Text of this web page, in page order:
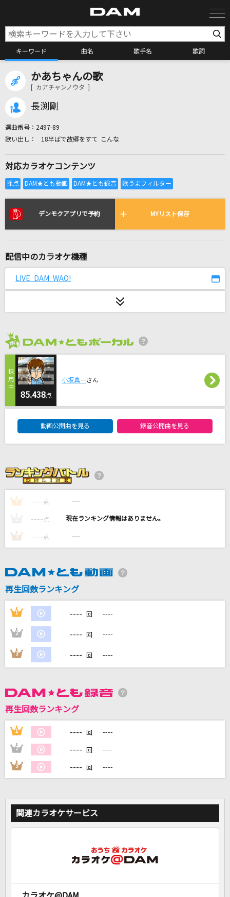
キーワード 曲名 歌手名 歌詞
カラオケ検索
全国りれき
リアルタイムで歌われている曲の一覧
のだ
Universe(ドラえもんアニメバージョン)
サカナクション
[生音]北酒場
愛のかたまり
KinKi Kids
風と町
Mrs. GREEN APPLE
ビバリウム
[生音]POISON～言いたい事も言えないこんな世
反町隆史
HANA
もっと見る
DAMに会員登録・ログインして
家族や友達と一緒に！練習にも！
かあちゃんの歌
[ カアチャンノウタ ]
長渕剛
選曲番号： 2497-89
18半ばで故郷をすて こんな
対応カラオケコンテンツ
デンモクアプリで予約 MYリスト保存
配信中のカラオケ機種
LIVE DAM WAO!
85.438点
小坂真一さん
動画公開曲を見る 録音公開曲を見る
1 ---- 点 ----
---- 点 ----
3 ---- 点 ----
再生回数ランキング
1 ---- 回 ----
2 ---- 回 ----
3 ---- 回 ----
再生回数ランキング
1 ---- 回 ----
2 ---- 回 ----
3 ---- 回 ----
関連カラオケサービス